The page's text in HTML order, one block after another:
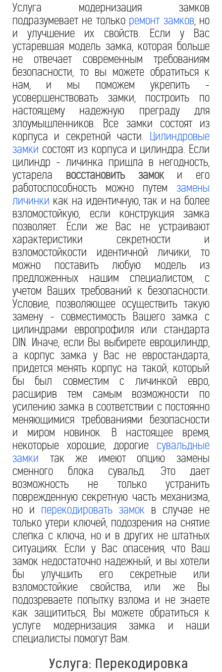
Услуга модернизация замков
подразумевает не только ремонт замков, но
и улучшение их свойств. Если у Вас
устаревшая модель замка, которая больше
не отвечает современным требованиям
безопасности, то вы можете обратиться к
нам, и мы поможем укрепить -
усовершенствовать замки, построить по
настоящему надежную преграду для
злоумышленников. Все замки состоят из
корпуса и секретной части. Цилиндровые
замки состоят из корпуса и цилиндра. Если
цилиндр - личинка пришла в негодность,
устарела восстановить замоки его
работоспособность можно путем замены
личинки как на идентичную, так и на более
взломостойкую, если конструкция замка
позволяет. Если же Вас не устраивают
характеристики секретности и
взломостойкости идентичной личики, то
можно поставить любую модель из
предложенных нашим специалистом, с
учетом Ваших требований к безопасности.
Условие, позволяющее осуществить такую
замену - совместимость Вашего замка с
цилиндрами европрофиля или стандарта
DIN. Иначе, если Вы выбирете евроцилиндр,
а корпус замка у Вас не евростандарта,
придется менять корпус на такой, который
бы был совместим с личинкой евро,
расширив тем самым возможности по
усилению замка в соответствии с постоянно
меняющимися требованиями безопасности
и миром новинок. В настоящее время,
некоторые хорошие, дорогие сувальдные
замки так же имеют опцию замены
сменного блока сувальд. Это дает
возможность не только устранить
поврежденную секретную часть механизма,
но и перекодировать замок в случае не
только утери ключей, подозрения на снятие
слепка с ключа, но и в других не штатных
ситуациях. Если у Вас опасения, что Ваш
замок недостаточно надежный, и вы хотели
бы улучшить его секретные или
взломостойкие свойства, или же Вы
подозреваете попытку взлома и не знаете
как защититься, Вы можете обратиться к
услуге модернизация замка и наши
специалисты помогут Вам.
Услуга: Перекодировка